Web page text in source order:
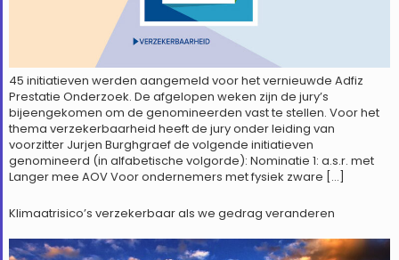
45 initiatieven werden aangemeld voor het vernieuwde Adfiz
Prestatie Onderzoek. De afgelopen weken zijn de jury’s
bijeengekomen om de genomineerden vast te stellen. Voor het
thema verzekerbaarheid heeft de jury onder leiding van
voorzitter Jurjen Burghgraef de volgende initiatieven
genomineerd (in alfabetische volgorde): Nominatie 1: a.s.r. met
Langer mee AOV Voor ondernemers met fysiek zware […]
Klimaatrisico’s verzekerbaar als we gedrag veranderen